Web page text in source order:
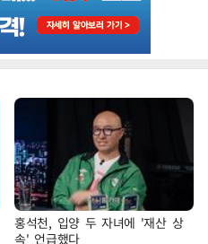
홍석천, 입양 두 자녀에 '재산 상
속' 언급했다